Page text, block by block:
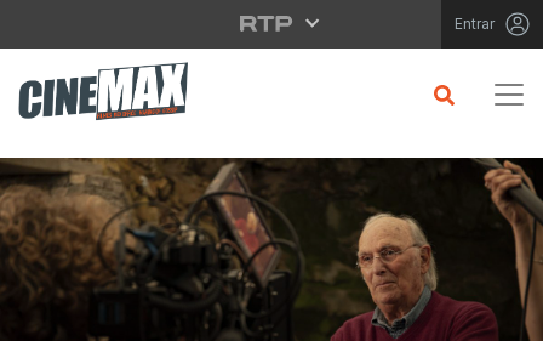
Saltar para o conteúdo principal Entrar